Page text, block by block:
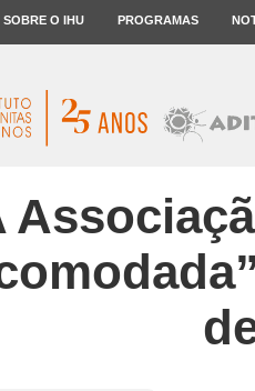
SOBRE O IHU PROGRAMAS